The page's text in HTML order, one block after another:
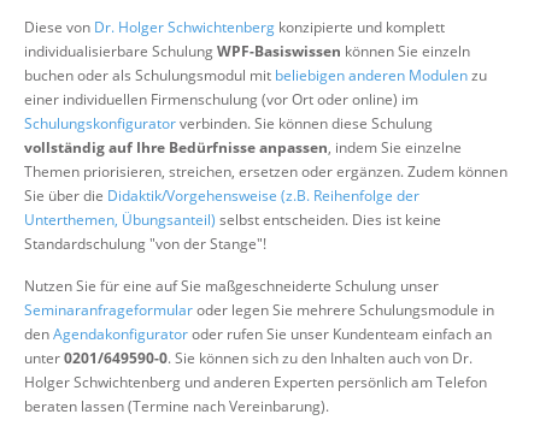
Suche
Diese von Dr. Holger Schwichtenberg konzipierte und komplett
individualisierbare SchulungWPF-Basiswissen können Sie einzeln
buchen oder als Schulungsmodul mit beliebigen anderen Modulenzu
einer individuellen Firmenschulung (vor Ort oder online) im
Schulungskonfiguratorverbinden. Sie können diese Schulung
vollständig auf Ihre Bedürfnisse anpassen, indem Sie einzelne
Themen priorisieren, streichen, ersetzen oder ergänzen. Zudem können
Sie über die Didaktik/Vorgehensweise (z.B. Reihenfolge der
Unterthemen, Übungsanteil) selbst entscheiden. Dies ist keine
Standardschulung "von der Stange"!
Nutzen Sie für eine auf Sie maßgeschneiderte Schulung unser
Seminaranfrageformularoder legen Sie mehrere Schulungsmodule in
denAgendakonfiguratoroder rufen Sie unser Kundenteam einfach an
unter0201/649590-0. Sie können sich zu den Inhalten auch von Dr.
Holger Schwichtenberg und anderen Experten persönlich am Telefon
beraten lassen (Termine nach Vereinbarung).